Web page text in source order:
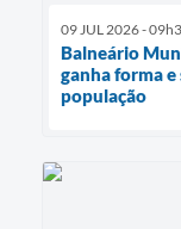
09 JUL 2026 -
Balneário
ganha forma e
população